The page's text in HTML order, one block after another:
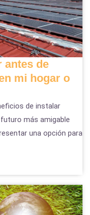
antes de
mi hogar o
de instalar
más amigable
una opción para